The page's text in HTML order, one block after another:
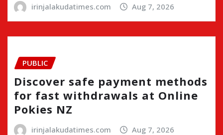
irinjalakudatimes.com Aug 7, 2026
PUBLIC
Discover safe payment methods
for fast withdrawals at Online
Pokies NZ
irinjalakudatimes.com Aug 7, 2026